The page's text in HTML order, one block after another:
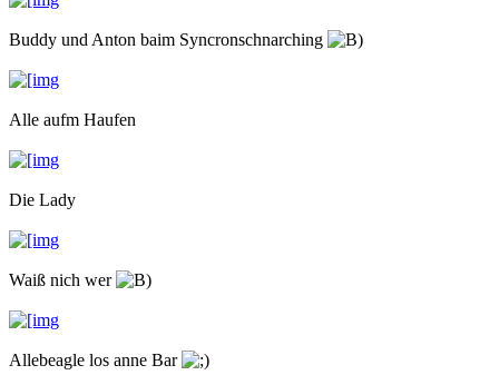
Buddy und Anton baim Syncronschnarching
Alle aufm Haufen
Die Lady
Waiß nich wer
Allebeagle los anne Bar